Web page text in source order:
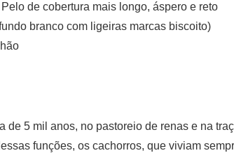
de cobertura mais longo, áspero e reto
branco com ligeiras marcas biscoito)
5 mil anos, no pastoreio de renas e na
funções, os cachorros, que viviam